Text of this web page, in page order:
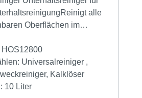
alle
Oberflächen im
Für Fliesen und
Kalk und
Sie alle Fußböden und
mit dem Reiniger für die
HOS12800
Universalreiniger ,
Kalklöser
10 Liter